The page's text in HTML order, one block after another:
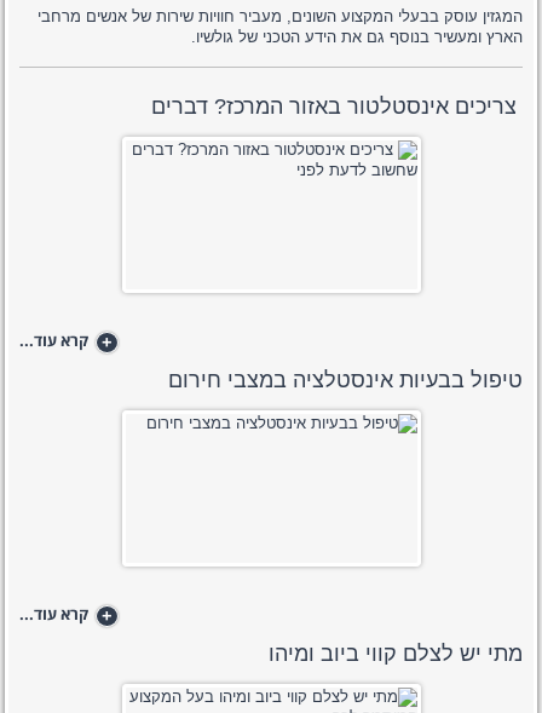
המגזין עוסק בבעלי המקצוע השונים, מעביר חוויות שירות של אנשים מרחבי
הארץ ומעשיר בנוסף גם את הידע הטכני של גולשיו.
​ צריכים אינסטלטור באזור המרכז? דברים
+ קרא עוד...
טיפול בבעיות אינסטלציה במצבי חירום
+ קרא עוד...
מתי יש לצלם קווי ביוב ומיהו